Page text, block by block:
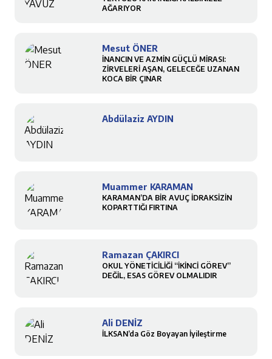
AĞARIYOR
Mesut ÖNER
İNANCIN VE AZMİN GÜÇLÜ MİRASI:
ZİRVELERİ AŞAN, GELECEĞE UZANAN
KOCA BİR ÇINAR
Abdülaziz AYDIN
Muammer KARAMAN
KARAMAN’DA BİR AVUÇ İDRAKSİZİN
KOPARTTIĞI FIRTINA
Ramazan ÇAKIRCI
OKUL YÖNETİCİLİĞİ “İKİNCİ GÖREV”
DEĞİL, ESAS GÖREV OLMALIDIR
Ali DENİZ
İLKSAN’da Göz Boyayan İyileştirme